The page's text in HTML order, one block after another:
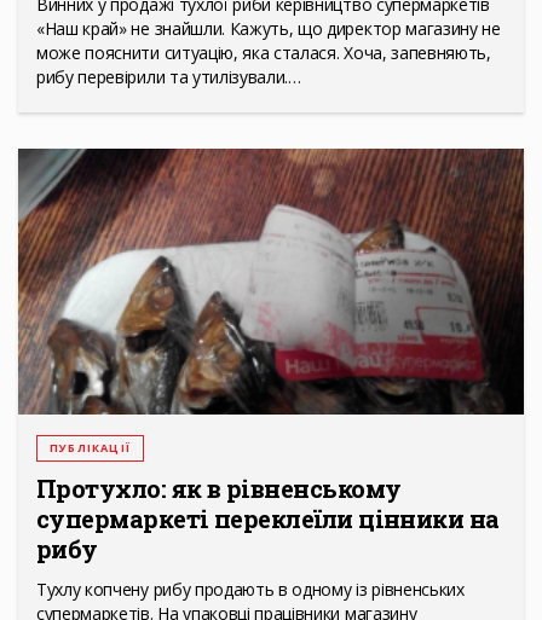
«Наш край» не знайшли. Кажуть, що директор магазину не
може пояснити ситуацію, яка сталася. Хоча, запевняють,
рибу перевірили та утилізували.…
ПУБЛІКАЦІЇ
Протухло: як в рівненському
супермаркеті переклеїли цінники на
рибу
Тухлу копчену рибу продають в одному із рівненських
супермаркетів. На упаковці працівники магазину